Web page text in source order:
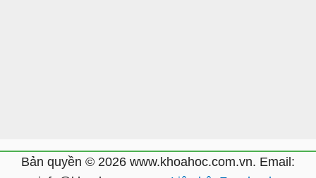
Bản quyền © 2026 www.khoahoc.com.vn. Email: